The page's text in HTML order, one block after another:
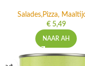
Salades,Pizza,
€5,49
NAAR AH